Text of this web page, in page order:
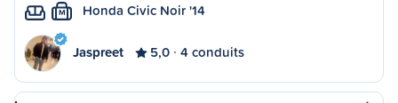
M Honda Civic Noir '14
Jaspreet 5,0 4 conduits